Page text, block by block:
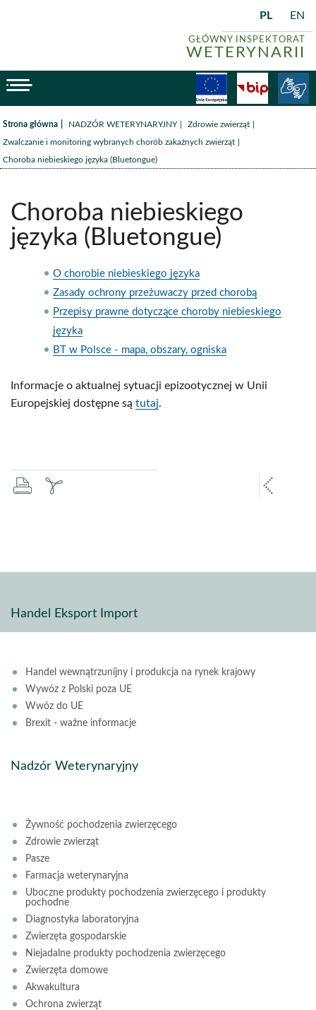
GŁÓWNY INSPEKTORAT
WETERYNARII
PL EN
BiP
Strona główna /NADZÓR WETERYNARYJNY /Zdrowie zwierząt
Zwalczanie i monitoring wybranych chorób zakaźnych zwierząt
Choroba niebieskiego języka (Bluetongue)
Choroba niebieskiego
języka (Bluetongue)
O chorobie niebieskiego języka
Zasady ochrony przeżuwaczy przed chorobą
Przepisy prawne dotyczące choroby niebieskiego
języka
BT w Polsce - mapa, obszary, ogniska
Informacje o aktualnej sytuacji epizootycznej w Unii
Europejskiej dostępne są tutaj.
drukujzapisz
Handel Eksport Import
Handel wewnątrzunijny i produkcja na rynek krajowy
Wywóz z Polski poza UE
Wwóz do UE
Brexit - ważne informacje
Nadzór Weterynaryjny
Żywność pochodzenia zwierzęcego
Zdrowie zwierząt
Pasze
Farmacja weterynaryjna
Uboczne produkty pochodzenia zwierzęcego i produkty
pochodne
Diagnostyka laboratoryjna
Zwierzęta gospodarskie
Niejadalne produkty pochodzenia zwierzęcego
Zwierzęta domowe
Akwakultura
Ochrona zwierząt